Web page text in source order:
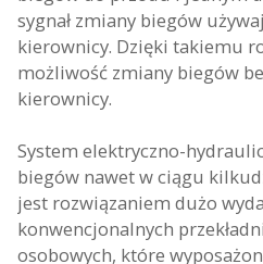
sygnał zmiany biegów
kierownicy. Dzięki takiemu
możliwość zmiany biegów
kierownicy.
System elektryczno-
biegów nawet w ciągu
jest rozwiązaniem dużo
konwencjonalnych
osobowych, które